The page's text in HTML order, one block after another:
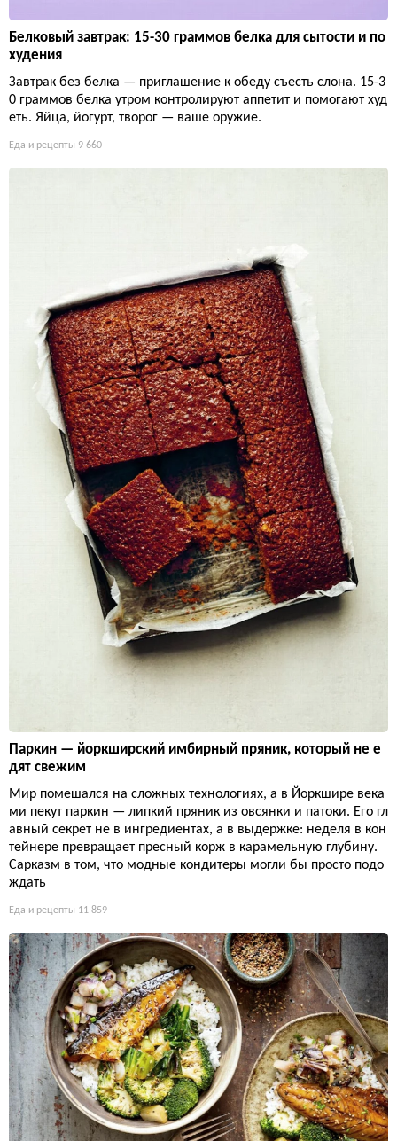
Белковый завтрак: 15-30 граммов белка для сытости и по
худения
Завтрак без белка — приглашение к обеду съесть слона. 15-3
0 граммов белка утром контролируют аппетит и помогают худ
еть. Яйца, йогурт, творог — ваше оружие.
Еда и рецепты 9 660
Паркин — йоркширский имбирный пряник, который не е
дят свежим
Мир помешался на сложных технологиях, а в Йоркшире века
ми пекут паркин — липкий пряник из овсянки и патоки. Его гл
авный секрет не в ингредиентах, а в выдержке: неделя в кон
тейнере превращает пресный корж в карамельную глубину.
Сарказм в том, что модные кондитеры могли бы просто подо
ждать
Еда и рецепты 11 859